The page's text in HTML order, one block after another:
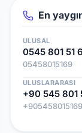
En
ULUSAL
0545 801 51
05458015169
ULUSLARARASI
+90 545 801
+905458015169